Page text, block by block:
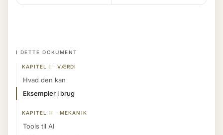
I DETTE DOKUMENT
KAPITEL I · VÆRDI
Hvad den kan
Eksempler i brug
KAPITEL II · MEKANIK
Tools til AI